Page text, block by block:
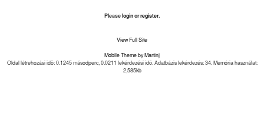
Pleaseloginorregister.
View Full Site
Mobile Theme by Martinj
Oldal létrehozási idõ: 0.1245 másodperc, 0.0211 lekérdezési idõ. Adatbázis lekérdezés: 34. Memória használat:
2,585kb